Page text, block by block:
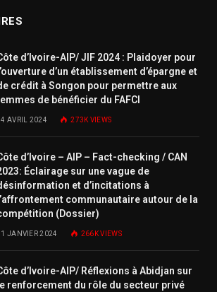
d’Ivoire-AIP/ JIF 2024 : Plaidoyer pour
l’ouverture d’un établissement d’épargne et
crédit à Songon pour permettre aux
de bénéficier du FAFCI
AVRIL 2024 273K VIEWS
d’Ivoire – AIP – Fact-checking / CAN
Éclairage sur une vague de
et d’incitations à
l’affrontement communautaire autour de la
(Dossier)
JANVIER 2024 266KVIEWS
d’Ivoire-AIP/ Réflexions à Abidjan sur
le renforcement du rôle du secteur privé